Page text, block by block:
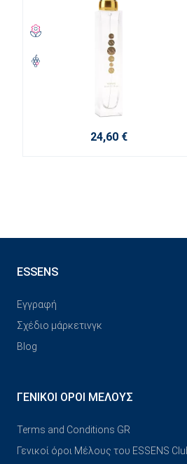
24,60 €
ESSENS
Εγγραφή
Σχέδιο μάρκετινγκ
Blog
ΓΕΝΙΚΟΊ ΌΡΟΙ ΜΈΛΟΥΣ
Terms and Conditions GR
Γενικοί όροι Μέλους του ESSENS